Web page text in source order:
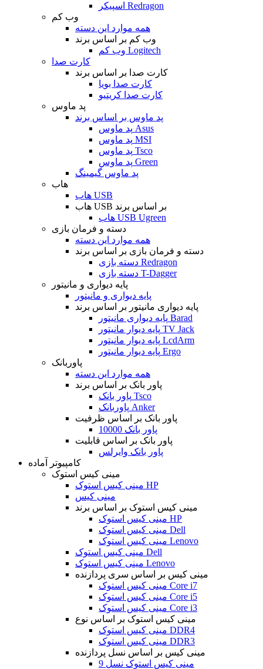
اسپیکر Redragon
وب کم
همه موارد این دسته
وب کم بر اساس برند
وب کم Logitech
کارت صدا
کارت صدا بر اساس برند
کارت صدا بویا
کارت صدا کریتیو
پد ماوس
پد ماوس بر اساس برند
پد ماوس Asus
پد ماوس MSI
پد ماوس Tsco
پد ماوس Green
پد ماوس گیمینگ
هاب
هاب USB
هاب USB بر اساس برند
هاب USB Ugreen
دسته و فرمان بازی
همه موارد این دسته
دسته و فرمان بازی بر اساس برند
دسته بازی Redragon
دسته بازی T-Dagger
پایه دیواری و مانیتور
پایه دیواری و مانیتور
پایه دیواری مانیتور بر اساس برند
پایه دیواری مانیتور Barad
پایه دیوار مانیتور TV Jack
پایه دیوار مانیتور LcdArm
پایه دیوار مانیتور Ergo
پاوربانک
همه موارد این دسته
پاور بانک بر اساس برند
پاور بانک Tsco
پاوربانک Anker
پاور بانک بر اساس ظرفیت
پاور بانک 10000
پاور بانک بر اساس قابلیت
پاور بانک وایرلس
کامپیوتر آماده
مینی کیس استوک
مینی کیس استوک HP
مینی کیس
مینی کیس استوک بر اساس برند
مینی کیس استوک HP
مینی کیس استوک Dell
مینی کیس استوک Lenovo
مینی کیس استوک Dell
مینی کیس استوک Lenovo
مینی کیس بر اساس سری پردازنده
مینی کیس استوک Core i7
مینی کیس استوک Core i5
مینی کیس استوک Core i3
مینی کیس استوک بر اساس نوع
مینی کیس استوک DDR4
مینی کیس استوک DDR3
مینی کیس بر اساس نسل پردازنده
مینی کیس استوک نسل 9